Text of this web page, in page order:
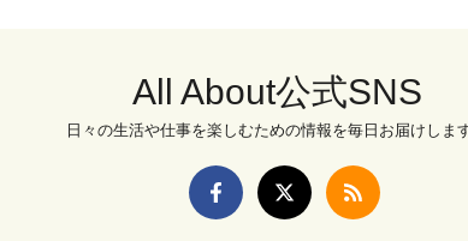
All About公式SNS
日々の生活や仕事を楽しむための情報を毎日お届けします